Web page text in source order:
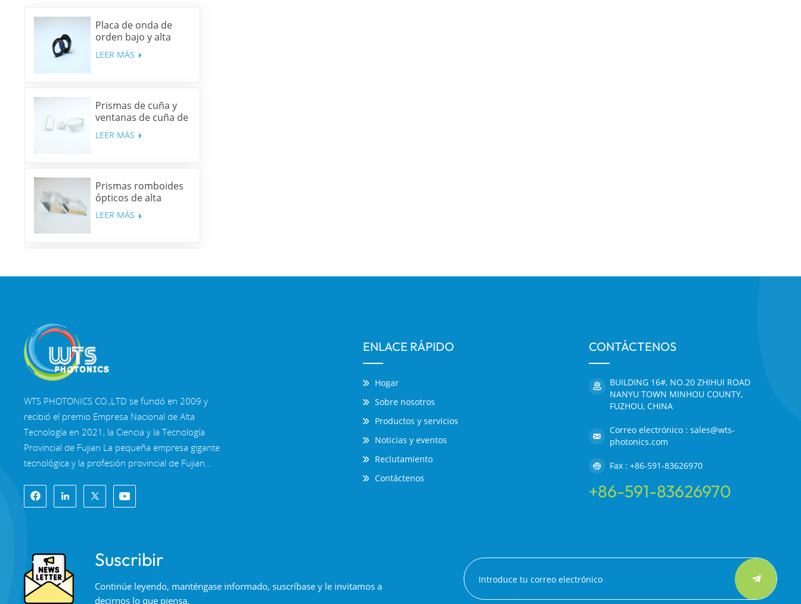
Placa de onda de
orden bajo y alta
precisión
LEER MÁS
Prismas de cuña y
ventanas de cuña de
sílice fundida y N-
BK7
LEER MÁS
Prismas romboides
ópticos de alta
precisión
LEER MÁS
multibanda
WTS PHOTONICS CO.,LTD se fundó en 2009 y
recibió el premio Empresa Nacional de Alta
Tecnología en 2021, la Ciencia y la Tecnología
Provincial de Fujian La pequeña empresa gigante
tecnológica y la profesión provincial de Fujian
en 2022. WTS se ubica en el Hermosa ciudad
costera del sureste, Fuzhou, una famosa ciudad
un grupo de personal técnico calificado y un
sistema completo de procesamiento óptico,
Sistema de recubrimiento, sistema de ensamblaje
ENLACE RÁPIDO
Hogar
Sobre nosotros
Productos y servicios
Noticias y eventos
Reclutamiento
Contáctenos
CONTÁCTENOS
BUILDING 16#, NO.20 ZHIHUI ROAD
NANYU TOWN MINHOU COUNTY,
FUZHOU, CHINA
Correo electrónico : sales@wts-
photonics.com
Fax : +86-591-83626970
+86-591-83626970
Suscribir
Continúe leyendo, manténgase informado, suscríbase y le invitamos a
decirnos lo que piensa.